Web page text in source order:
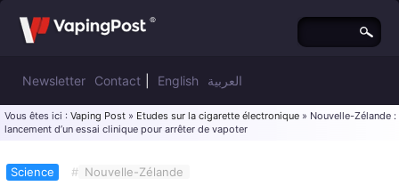
Newsletter Contact English العربية
Vous êtes ici : Vaping Post » Etudes sur la cigarette électronique » Nouvelle-Zélande :
lancement d’un essai clinique pour arrêter de vapoter
Science # Nouvelle-Zélande